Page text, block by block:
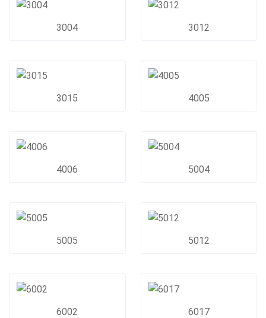
3004 3012
3015 4005
4006 5004
5005 5012
6002 6017